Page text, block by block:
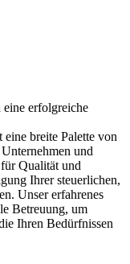
eine erfolgreiche
breite Palette von
und
Qualität und
Ihrer steuerlichen,
Unser erfahrenes
Betreuung, um
Ihren Bedürfnissen